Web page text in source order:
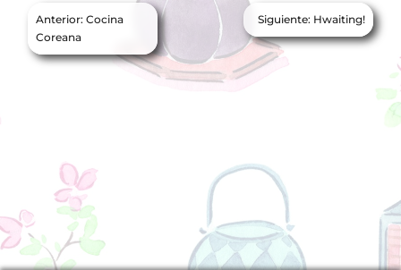
Navegación
de
entradas
Anterior: Cocina
Coreana
Siguiente: Hwaiting!